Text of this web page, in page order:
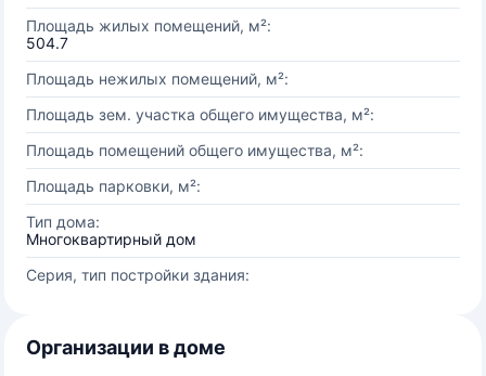
Площадь жилых помещений, м²:
504.7
Площадь нежилых помещений, м²:
Площадь зем. участка общего имущества, м²:
Площадь помещений общего имущества, м²:
Площадь парковки, м²:
Тип дома:
Многоквартирный дом
Серия, тип постройки здания:
Организации в доме